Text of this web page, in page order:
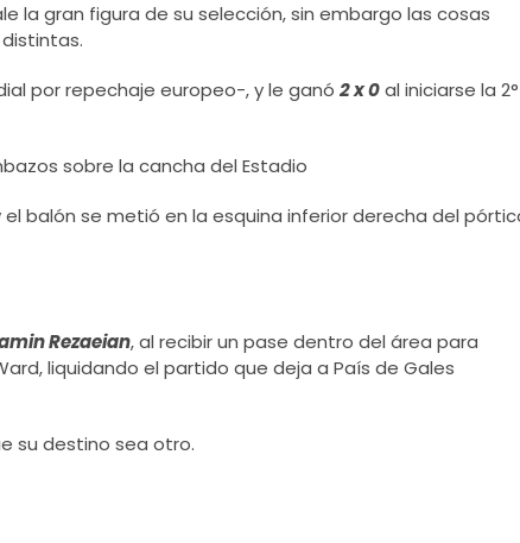
la gran figura de su selección, sin embargo las cosas
por repechaje europeo-, y le ganó 2 x 0al iniciarse la 2°
sobre la cancha del Estadio
balón se metió en la esquina inferiorderecha del
Rezaeian, al recibir un pase dentro del área para
liquidando el partido que deja a País de Gales
su destino sea otro.